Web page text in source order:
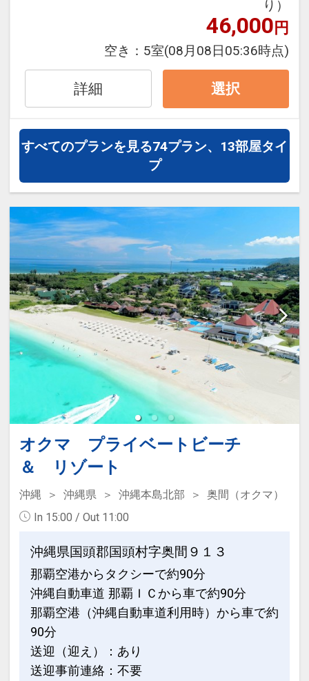
○インドアプール「レインフォレスト」
が滞在中ご利用可能（追加代金不要）
※19時からのナイトプールもご利用いた
・ガーデンプール・ビーチサイドプール
が利用可能（夏季限定）
・カヌチャゴルフコースが宿泊者割引料
金でプレー可能
・一室につきミネラルウォーターを2本
ご用意
◆ 朝食のご案内 ◆
・和食レストラン「神着」・・和御膳
・カジュアルダイニング「パラデ
ィ」・・バイキング
※状況により、営業内容が変更する可能
性がございます。
◆ ご案内 ◆
・客室内Wi-Fi利用可
ードのレンタルあり（要事前予約）
・コインランドリーあり※洗剤は自動投
入式です
設定期間：2026年8月1日～2026年11月
30日
インターネットコース番号：DP-2-
200000045521
◆オーシャンビュールームで人気の【オ
ーキッド】◆
オーシャンビューのバルコニーにあり、
壮大な景色を眺めながら入れるジェット
バス。
ください。
◆オーシャンビュースイートで人気の
【アゼリアスイート】◆
バルコニーやガラス張りのバスルームか
らは大浦湾を望み、
夕方になると赤く染まる夕陽が天蓋付き
ベッドに反射して、お部屋全体を茜色に
包みます。
波音を間近に感じるオーシャンビュール
ームで、ゆっくりと流れる時間をご堪能
ください。
＜ プランのご案内 ＞
○レンタルカートが滞在中1台 代金不要
でご利用可 ※要運転免許証
○インドアプール「レインフォレスト」
が滞在中ご利用可能（追加代金不要）
※19時からのナイトプールもご利用いた
◆ ホテルからのおもてなし ◆
・ガーデンプール・ビーチサイドプール
が利用可能（夏季限定）
・カヌチャゴルフコースが宿泊者割引料
金でプレー可能
・一室につきミネラルウォーターを2本
ご用意
り）
46,000円
空き： 5室(08月08日05:36時点)
詳細 選択
すべてのプランを見る74プラン、13部屋タイ
プ
オクマ プライベートビーチ
＆ リゾート
沖縄 沖縄県 沖縄本島北部
奥間（オクマ）
In 15:00 / Out 11:00
沖縄県国頭郡国頭村字奥間９１３
那覇空港からタクシーで約90分
沖縄自動車道 那覇ＩＣから車で約90分
那覇空港（沖縄自動車道利用時）から車で約
90分
送迎（迎え）：あり
送迎事前連絡：不要